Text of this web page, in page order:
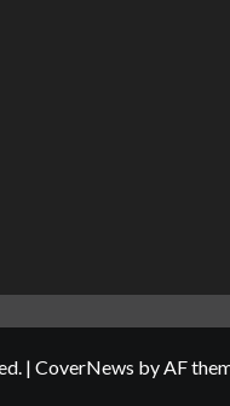
| CoverNews by AF